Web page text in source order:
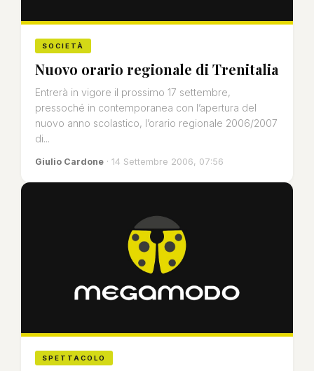
SOCIETÀ
Nuovo orario regionale di Trenitalia
Entrerà in vigore il prossimo 17 settembre,
pressoché in contemporanea con l’apertura del
nuovo anno scolastico, l’orario regionale 2006/2007
di...
Giulio Cardone · 14 Settembre 2006, 07:56
SPETTACOLO